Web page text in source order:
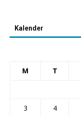
Kalender
M T
3
4